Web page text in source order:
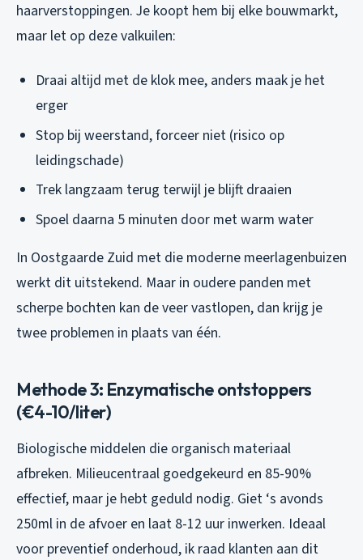
haarverstoppingen. Je koopt hem bij elke bouwmarkt,
maar let op deze valkuilen:
Draai altijd met de klok mee, anders maak je het
erger
Stop bij weerstand, forceer niet (risico op
leidingschade)
Trek langzaam terug terwijl je blijft draaien
Spoel daarna 5 minuten door met warm water
In Oostgaarde Zuid met die moderne meerlagenbuizen
werkt dit uitstekend. Maar in oudere panden met
scherpe bochten kan de veer vastlopen, dan krijg je
twee problemen in plaats van één.
Methode 3: Enzymatische ontstoppers
(€4-10/liter)
Biologische middelen die organisch materiaal
afbreken. Milieucentraal goedgekeurd en 85-90%
effectief, maar je hebt geduld nodig. Giet ‘s avonds
250ml in de afvoer en laat 8-12 uur inwerken. Ideaal
voor preventief onderhoud, ik raad klanten aan dit